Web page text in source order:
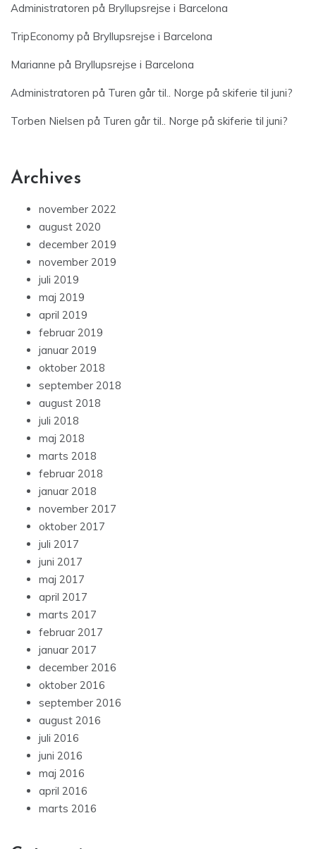
Administratoren på Bryllupsrejse i Barcelona
TripEconomy på Bryllupsrejse i Barcelona
Marianne på Bryllupsrejse i Barcelona
Administratoren på Turen går til.. Norge på skiferie til juni?
Torben Nielsen på Turen går til.. Norge på skiferie til juni?
Archives
november 2022
august 2020
december 2019
november 2019
juli 2019
maj 2019
april 2019
februar 2019
januar 2019
oktober 2018
september 2018
august 2018
juli 2018
maj 2018
marts 2018
februar 2018
januar 2018
november 2017
oktober 2017
juli 2017
juni 2017
maj 2017
april 2017
marts 2017
februar 2017
januar 2017
december 2016
oktober 2016
september 2016
august 2016
juli 2016
juni 2016
maj 2016
april 2016
marts 2016